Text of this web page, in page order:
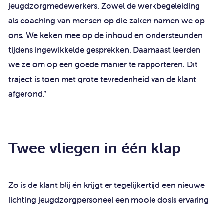
jeugdzorgmedewerkers. Zowel de werkbegeleiding
als coaching van mensen op die zaken namen we op
ons. We keken mee op de inhoud en ondersteunden
tijdens ingewikkelde gesprekken. Daarnaast leerden
we ze om op een goede manier te rapporteren. Dit
traject is toen met grote tevredenheid van de klant
afgerond.”
Twee vliegen in één klap
Zo is de klant blij én krijgt er tegelijkertijd een nieuwe
lichting jeugdzorgpersoneel een mooie dosis ervaring